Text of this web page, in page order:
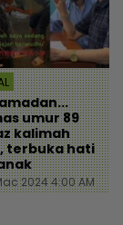
umur 89
kalimah
terbuka hati
2024 4:00 AM